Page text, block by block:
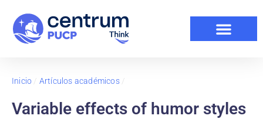
Inicio / Artículos académicos/
Variable effects of humor styles